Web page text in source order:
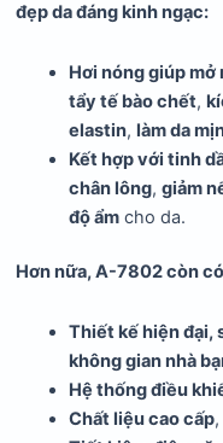
đẹp da đáng kinh ngạc:
Hơi nóng giúp
tẩy tế bào chết,
elastin,làm da
Kết hợp với tinh
chân lông,giảm
độ ẩm cho da.
Hơn nữa, A-7802 còn
Thiết kế hiện đại,
không gian nhà
Hệ thống điều
Chất liệu cao cấp,